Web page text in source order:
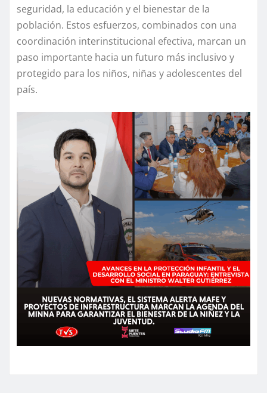
seguridad, la educación y el bienestar de la
población. Estos esfuerzos, combinados con una
coordinación interinstitucional efectiva, marcan un
paso importante hacia un futuro más inclusivo y
protegido para los niños, niñas y adolescentes del
país.